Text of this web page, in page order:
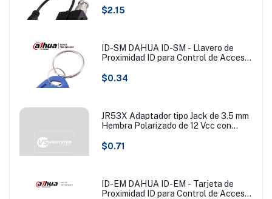
hasta 8MP a 200 metros. Compatibles
en alta resolución y largas distancias.
$2.15
ID-SM DAHUA ID-SM - Llavero de
Proximidad ID para Control de Acceso/
$0.34
JR53X Adaptador tipo Jack de 3.5 mm
Hembra Polarizado de 12 Vcc con
$0.71
ID-EM DAHUA ID-EM - Tarjeta de
Proximidad ID para Control de Acceso/